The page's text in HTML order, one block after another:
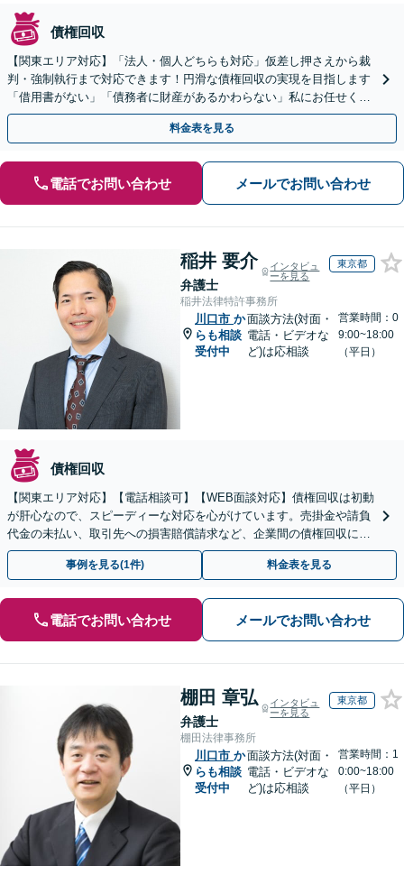
債権回収
【関東エリア対応】「法人・個人どちらも対応」仮差し押さえから裁
判・強制執行まで対応できます！円滑な債権回収の実現を目指します
「借用書がない」「債務者に財産があるかわらない」私にお任せくだ
さい！【分割払いあり】【休日・夜間相談可】
料金表を見る
電話でお問い合わせ メールでお問い合わせ
稲井 要介
弁護士
インタビュ
ーを見る
東京都
稲井法律特許事務所
川口市 か
らも相談
受付中
面談方法(対面・
電話・ビデオな
ど)は応相談
営業時間：0
9:00~18:00
（平日）
債権回収
【関東エリア対応】【電話相談可】【WEB面談対応】債権回収は初動
が肝心なので、スピーディーな対応を心がけています。売掛金や請負
代金の未払い、取引先への損害賠償請求など、企業間の債権回収に幅
広く対応「フリーランスの報酬未払いもご相談ください」
事例を見る(1件) 料金表を見る
電話でお問い合わせ メールでお問い合わせ
棚田 章弘
弁護士
インタビュ
ーを見る
東京都
棚田法律事務所
川口市 か
らも相談
受付中
面談方法(対面・
電話・ビデオな
ど)は応相談
営業時間：1
0:00~18:00
（平日）